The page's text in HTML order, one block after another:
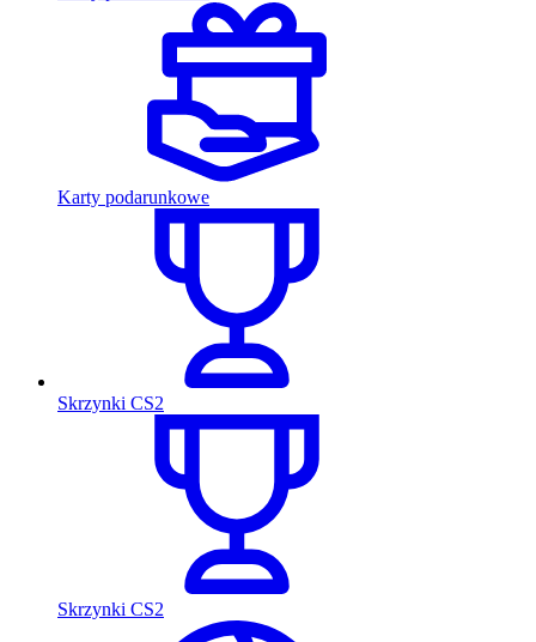
Karty podarunkowe
Skrzynki CS2
Skrzynki CS2